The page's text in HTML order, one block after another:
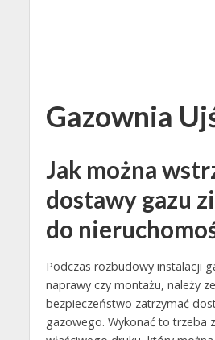
Gazownia
Jak można
dostawy gazu
do
Podczas rozbudowy instalacji
naprawy czy montażu, należy
bezpieczeństwo zatrzymać
gazowego. Wykonać to trzeba